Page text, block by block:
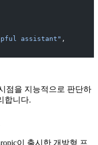
assistant" ,
점을 지능적으로 판단하
합니다.
이 출시한 개방형 프